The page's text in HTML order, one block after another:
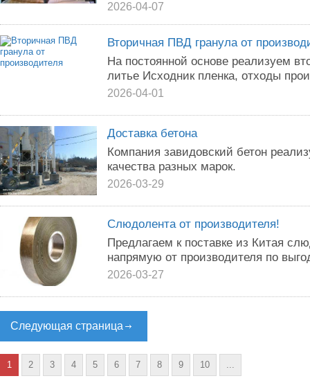
2026-04-07
Вторичная ПВД гранула от
На постоянной основе реализуем
литье Исходник пленка, отходы
2026-04-01
Доставка бетона
Компания завидовский бетон
качества разных марок.
2026-03-29
Слюдолента от производителя!
Предлагаем к поставке из Китая
напрямую от производителя по
2026-03-27
Следующая страница
1 2 3 4 5 6 7 8 9 10 ...